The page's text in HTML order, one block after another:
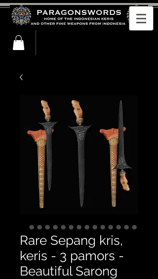
Rare Sepang kris,
keris - 3 pamors -
Beautiful Sarong